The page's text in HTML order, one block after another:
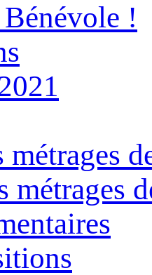
!
métrages
métrages